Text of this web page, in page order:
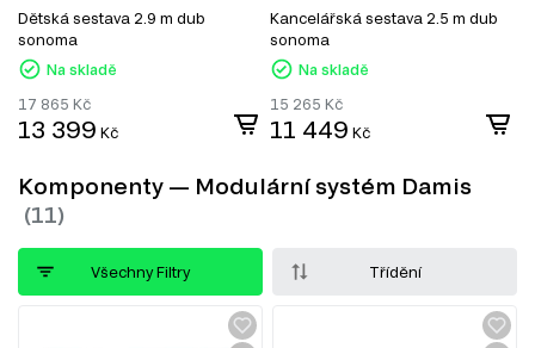
Dětská sestava 2.9 m dub
sonoma
Na skladě
17 865 Kč
13 399 Kč
Kancelářská sestava 2.5 m dub
sonoma
Na skladě
15 265 Kč
11 449 Kč
Komponenty — Modulární systém Damis
Všechny Filtry Třídění